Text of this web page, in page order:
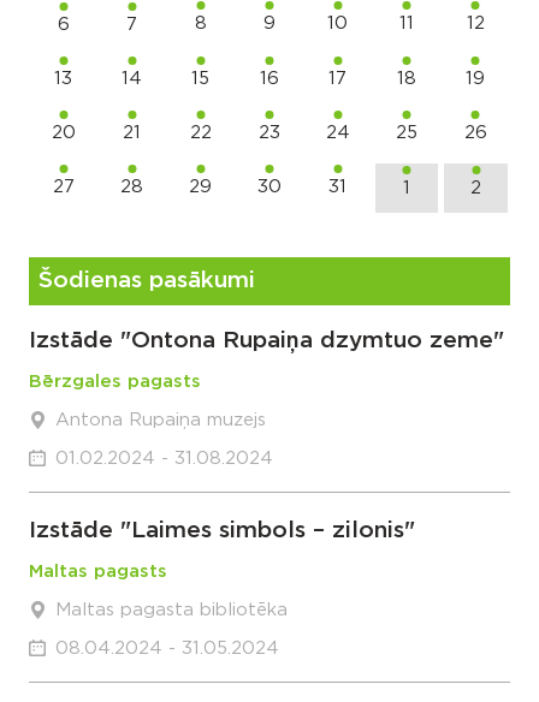
6 7 8 9 10 11 12
13 14 15 16 17 18 19
20 21 22 23 24 25 26
27 28 29 30 31 1 2
Šodienas pasākumi
Izstāde "Ontona Rupaiņa dzymtuo zeme"
Bērzgales pagasts
Antona Rupaiņa muzejs
01.02.2024 - 31.08.2024
Izstāde "Laimes simbols – zilonis"
Maltas pagasts
Maltas pagasta bibliotēka
08.04.2024 - 31.05.2024